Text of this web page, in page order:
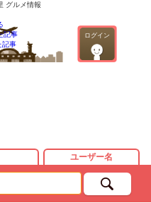
グルメ情報
ログイン
記事
記事
ユーザー名